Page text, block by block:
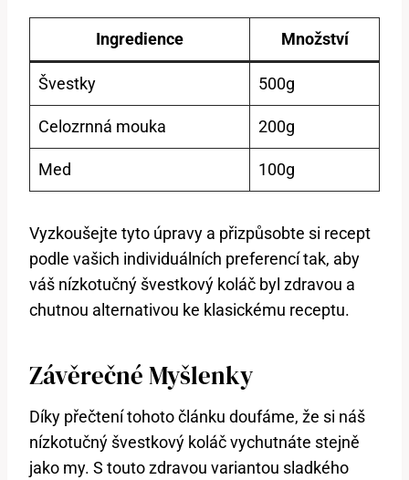
Ingredience Množství
Švestky 500g
Celozrnná mouka 200g
Med 100g
Vyzkoušejte tyto úpravy a přizpůsobte si recept
podle vašich individuálních preferencí tak, aby
váš nízkotučný švestkový koláč byl zdravou a
chutnou alternativou ke klasickému receptu.
Závěrečné Myšlenky
Díky přečtení tohoto článku doufáme, že si náš
nízkotučný švestkový koláč vychutnáte stejně
jako my. S touto zdravou variantou sladkého